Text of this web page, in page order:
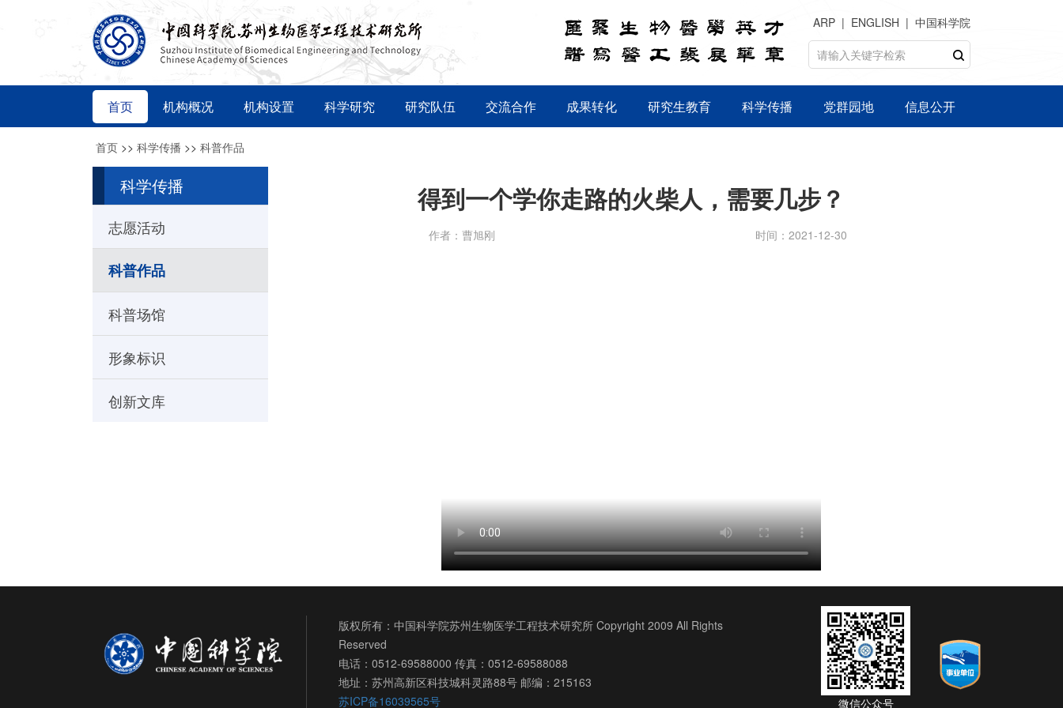
ARP ENGLISH 中国科学院
首页 机构概况 机构设置 科学研究 研究队伍 交流合作 成果转化 研究生教育 科学传播 党群园地 信息公开
首页 >> 科学传播 >> 科普作品
科学传播
志愿活动
科普作品
科普场馆
形象标识
创新文库
得到一个学你走路的火柴人，需要几步？
作者：曹旭刚 时间：2021-12-30
版权所有：中国科学院苏州生物医学工程技术研究所 Copyright 2009 All Rights
Reserved
电话：0512-69588000 传真：0512-69588088
地址：苏州高新区科技城科灵路88号 邮编：215163
苏ICP备16039565号
微信公众号